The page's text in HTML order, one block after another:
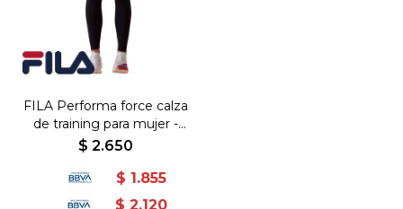
FILA Performa force calza
de training para mujer -
Negro - Negro
$ 2.650
$ 1.855
$ 2.120